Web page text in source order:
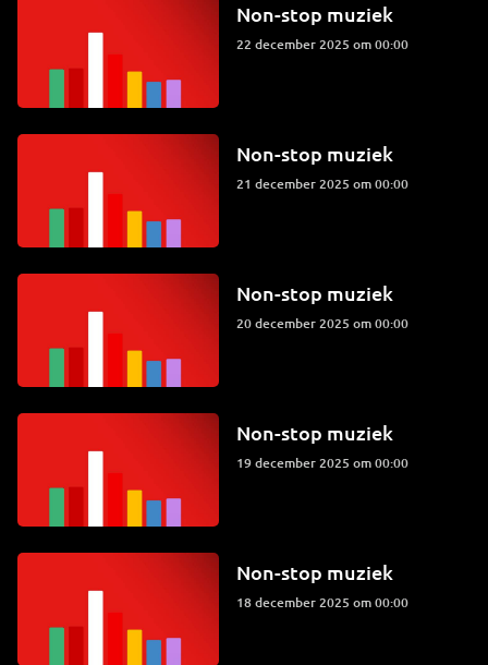
Non-stop muziek
22 december 2025 om 00:00
Non-stop muziek
21 december 2025 om 00:00
Non-stop muziek
20 december 2025 om 00:00
Non-stop muziek
19 december 2025 om 00:00
Non-stop muziek
18 december 2025 om 00:00